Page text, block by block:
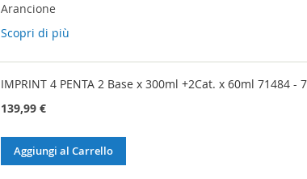
Arancione
Scopri di più
IMPRINT 4 PENTA 2 Base x 300ml +2Cat. x 60ml 71484 -
139,99 €
Aggiungi al Carrello